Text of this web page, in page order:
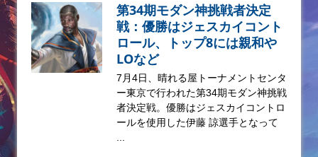
第34期モダン神挑戦者決定
戦：優勝はジェスカイコント
ロール、トップ8には親和や
LOなど
7月4日、晴れる屋トーナメントセンタ
ー東京で行われた第34期モダン神挑戦
者決定戦。優勝はジェスカイコントロ
ールを使用した伊藤 諒選手となって